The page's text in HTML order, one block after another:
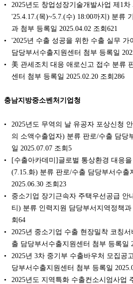
2025년도 창업성장기술개발사업 제1
'25.4.17.(목)~5.7.(수) 18:00까지) 분류
과 첨부 등록일 2025.04.02 조회621
'2025년 수출 성공을 위한 수출 실무
담당부서수출지원센터 첨부 등록일
美 관세조치 대응 애로신고 접수 분류
센터 첨부 등록일 2025.02.20 조회286
충남지방중소벤처기업청
2025년도 무역의 날 유공자 포상신청
의 소액수출업자) 분류 판로/수출 담당
일 2025.07.07 조회5
[수출아카데미]글로벌 통상환경 대응
(7.15.화) 분류 판로/수출 담당부서수출
2025.06.30 조회23
중소기업 장기근속자 주택우선공급 안
티) 분류 인력지원 담당부서지역정책과
회64
2025년 중소기업 수출 현장밀착 코칭
출 담당부서수출지원센터 첨부 등록일
2025년 3차 중기부 수출바우처 모집공
당부서수출지원센터 첨부 등록일
2025년도 지역특화 수출컨소시엄사업